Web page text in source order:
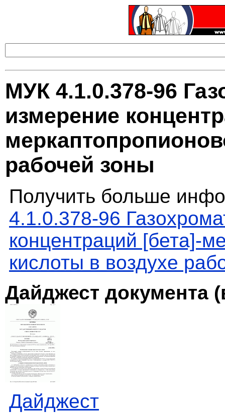
МУК 4.1.0.378-96
измерение
рабочей зоны
Получить больше
4.1.0.378-96
концентраций [бета]-
кислоты в воздухе
Дайджест документа
Дайджест